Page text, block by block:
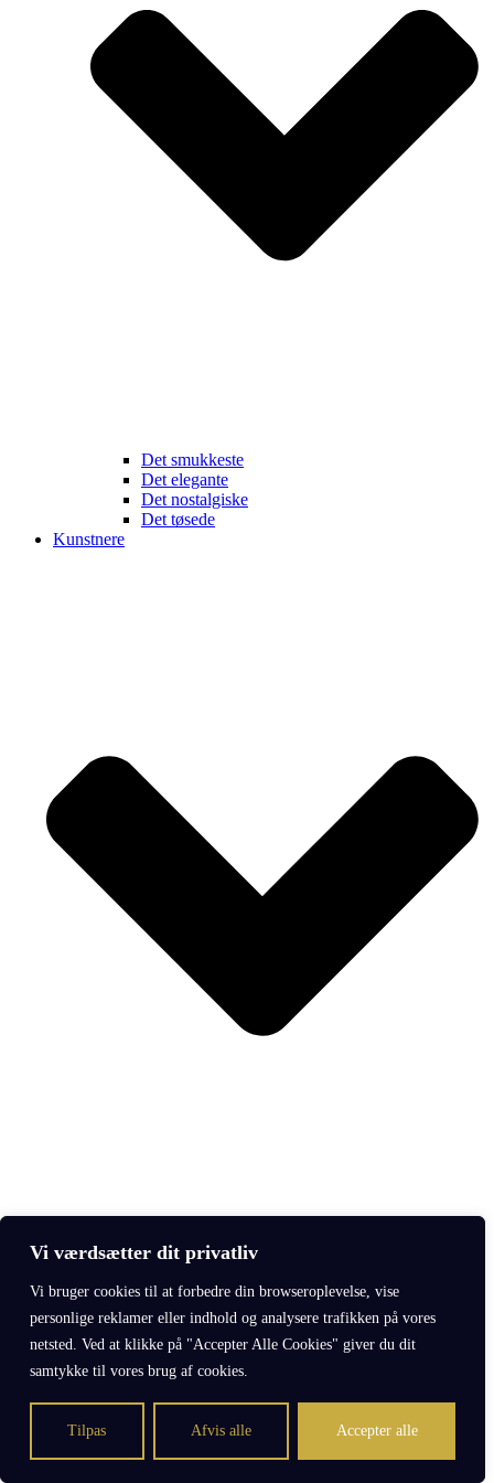
Vi værdsætter dit privatliv
Vi bruger cookies til at forbedre din browseroplevelse, vise
personlige reklamer eller indhold og analysere trafikken på vores
netsted. Ved at klikke på "Accepter Alle Cookies" giver du dit
samtykke til vores brug af cookies.
Tilpas Afvis alle Accepter alle
Det smukkeste
Det elegante
Det nostalgiske
Det tøsede
Kunstnere
Keramiker, Anne Nyvang
Billedekunstner, Mark Olsen
Billedkunstner Ellen Birch
Billedkunstner, Elena Baunsøe
Multikunstner, Karina Geronne